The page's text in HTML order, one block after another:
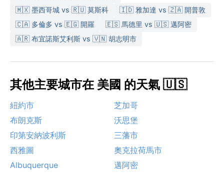
🇲🇽 墨西哥城 vs 🇷🇺 莫斯科
🇮🇩 雅加達 vs 🇿🇦 開普敦
🇨🇦 多倫多 vs 🇪🇬 開羅
🇪🇸 馬德里 vs 🇺🇸 邁阿密
🇦🇷 布宜諾斯艾利斯 vs 🇻🇳 胡志明市
其他主要城市在 美國 的天氣 🇺🇸
紐約市
芝加哥
布朗克斯
沃思堡
印第安納波利斯
三藩市
西雅圖
奧克拉荷馬市
Albuquerque
邁阿密